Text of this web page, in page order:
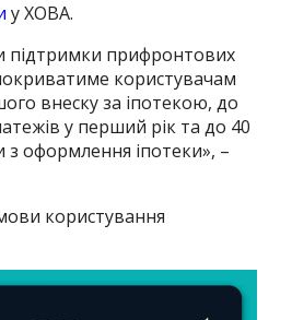
у ХОВА.
підтримки прифронтових
користувачам
внеску за іпотекою, до
у перший рік та до 40
з оформлення іпотеки», –
користування